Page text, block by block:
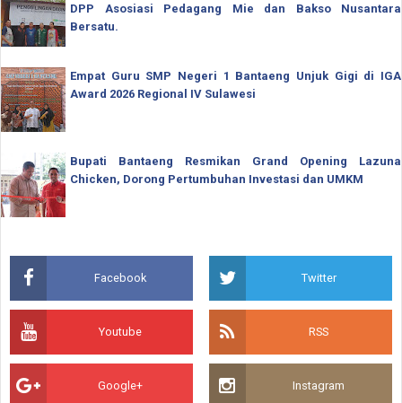
DPP Asosiasi Pedagang Mie dan Bakso Nusantara
Bersatu.
Empat Guru SMP Negeri 1 Bantaeng Unjuk Gigi di IGA
Award 2026 Regional IV Sulawesi
Bupati Bantaeng Resmikan Grand Opening Lazuna
Chicken, Dorong Pertumbuhan Investasi dan UMKM
Facebook Twitter
Youtube RSS
Google+ Instagram